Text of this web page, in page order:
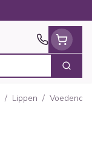
Zoek
/ Lippen / Voedend